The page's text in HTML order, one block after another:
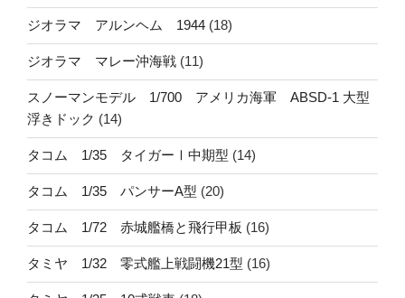
ジオラマ アルンヘム 1944 (18)
ジオラマ マレー沖海戦 (11)
スノーマンモデル 1/700 アメリカ海軍 ABSD-1 大型
浮きドック (14)
タコム 1/35 タイガーⅠ中期型 (14)
タコム 1/35 パンサーA型 (20)
タコム 1/72 赤城艦橋と飛行甲板 (16)
タミヤ 1/32 零式艦上戦闘機21型 (16)